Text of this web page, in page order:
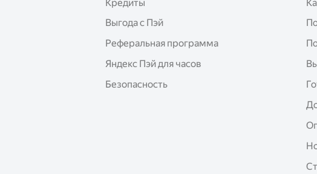
Кредиты
Выгода с Пэй
Реферальная программа
Яндекс Пэй для часов
Безопасность